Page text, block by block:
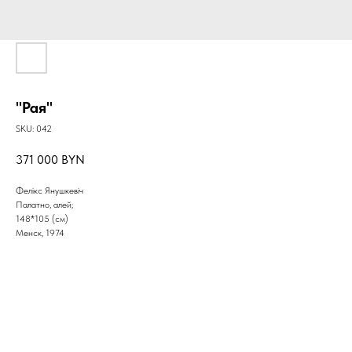
"Рая"
SKU: 042
371 000 BYN
Фелікс Янушкевіч
Палатно, алей;
148*105 (см)
Менск, 1974